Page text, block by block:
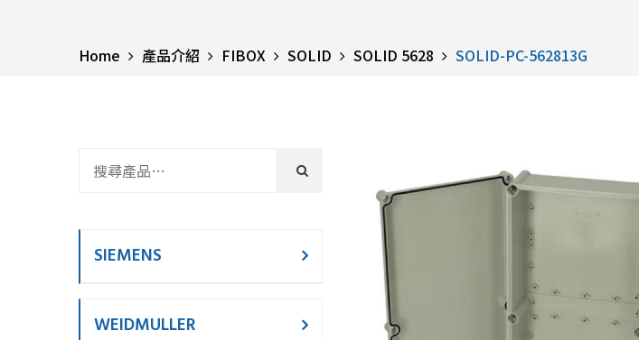
Home 產品介紹 FIBOX SOLID SOLID 5628 SOLID-PC-562813G
SIEMENS
WEIDMULLER